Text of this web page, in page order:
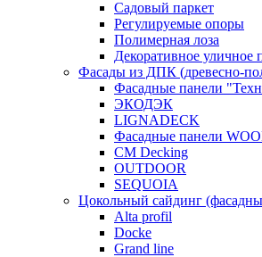
Садовый паркет
Регулируемые опоры
Полимерная лоза
Декоративное уличное
Фасады из ДПК (древесно-
Фасадные панели
ЭКОДЭК
LIGNADECK
Фасадные панели
CM Decking
OUTDOOR
SEQUOIA
Цокольный сайдинг
Alta profil
Docke
Grand line